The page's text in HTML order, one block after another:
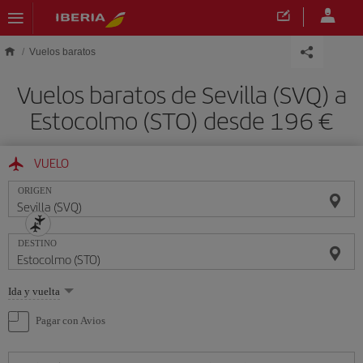
Saltar al contenido principal
Vuelos baratos
Vuelos baratos de Sevilla (SVQ) a
Estocolmo (STO) desde 196 €
VUELO
ORIGEN
DESTINO
Seleccione
una
opción
Ida y vuelta
Pagar con Avios